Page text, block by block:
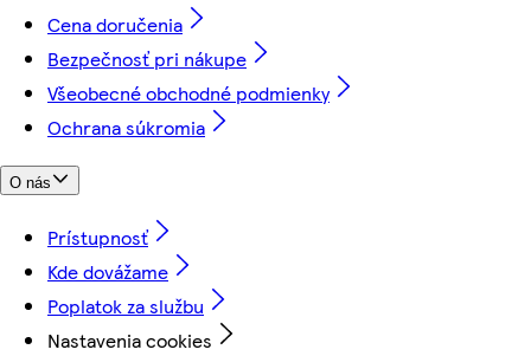
Cena doručenia
Bezpečnosť pri nákupe
Všeobecné obchodné podmienky
Ochrana súkromia
O nás
Prístupnosť
Kde dovážame
Poplatok za službu
Nastavenia cookies